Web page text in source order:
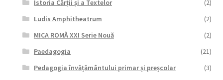
Istoria Cărții și a Textelor
(2)
Ludis Amphitheatrum
(2)
MICA ROMĂ XXI Serie Nouă
(2)
Paedagogia
(21)
Pedagogia învățământului primar și preșcolar
(3)